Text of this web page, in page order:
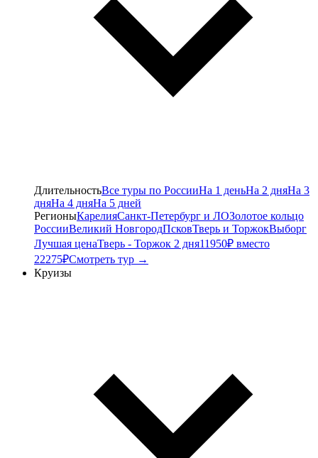
ДлительностьВсе туры по РоссииНа 1 деньНа 2 дняНа 3
дняНа 4 дняНа 5 дней
РегионыКарелияСанкт-Петербург и ЛОЗолотое кольцо
РоссииВеликий НовгородПсковТверь и ТоржокВыборг
Лучшая ценаТверь - Торжок 2 дня11950₽ вместо
22275₽Смотреть тур →
Круизы